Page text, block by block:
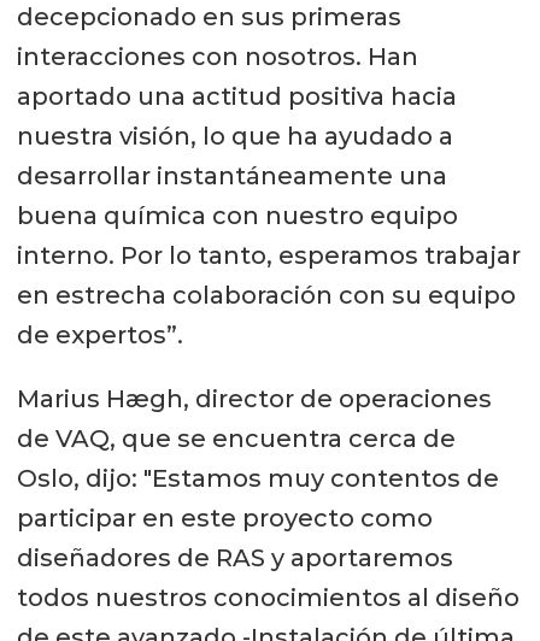
decepcionado en sus primeras
interacciones con nosotros. Han
aportado una actitud positiva hacia
nuestra visión, lo que ha ayudado a
desarrollar instantáneamente una
buena química con nuestro equipo
interno. Por lo tanto, esperamos trabajar
en estrecha colaboración con su equipo
de expertos”.
Marius Hægh, director de operaciones
de VAQ, que se encuentra cerca de
Oslo, dijo: "Estamos muy contentos de
participar en este proyecto como
diseñadores de RAS y aportaremos
todos nuestros conocimientos al diseño